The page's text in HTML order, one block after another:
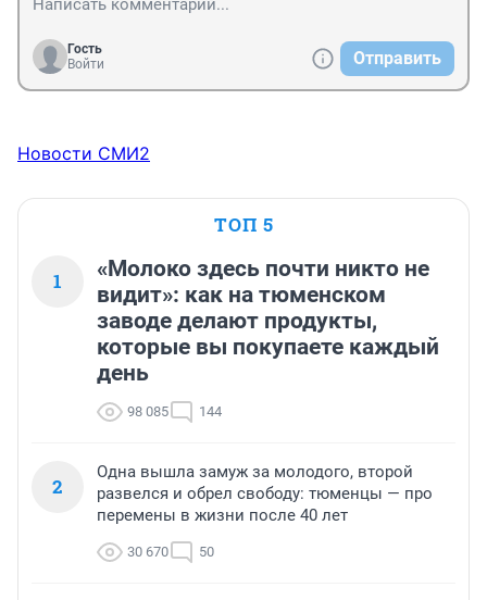
Гость
Войти
Отправить
Новости СМИ2
ТОП 5
1
«Молоко здесь почти никто не
видит»: как на тюменском
заводе делают продукты,
которые вы покупаете каждый
день
98 085 144
2
Одна вышла замуж за молодого, второй
развелся и обрел свободу: тюменцы — про
перемены в жизни после 40 лет
30 670 50